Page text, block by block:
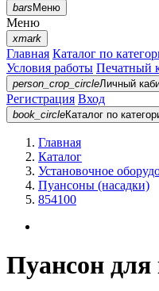
barsМеню
Меню
xmark
Главная Каталог по
Условия работы Печатный
person_crop_circleЛичный
Регистрация Вход
book_circleКаталог по
Главная
Каталог
Установочное
Пуансоны (насадки)
854100
Пуансон для